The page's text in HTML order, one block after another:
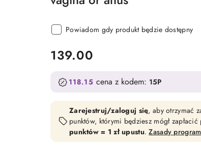
Powiadom gdy produkt będzie dostępny
cena:
139.00
118.15 cena z kodem: 15P
Zarejestruj/zaloguj się, aby otrzymać
punktów, którymi będziesz mógł
punktów = 1 zł upustu.Zasady